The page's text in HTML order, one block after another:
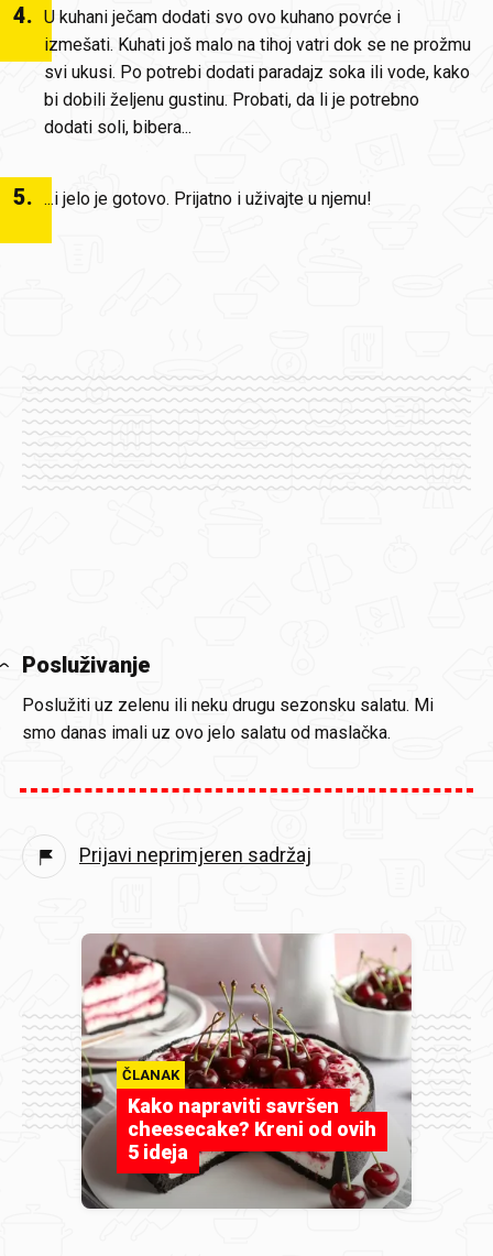
4. U kuhani ječam dodati svo ovo kuhano povrće i
izmešati. Kuhati još malo na tihoj vatri dok se ne prožmu
svi ukusi. Po potrebi dodati paradajz soka ili vode, kako
bi dobili željenu gustinu. Probati, da li je potrebno
dodati soli, bibera...
5. ...i jelo je gotovo. Prijatno i uživajte u njemu!
Posluživanje
Poslužiti uz zelenu ili neku drugu sezonsku salatu. Mi
smo danas imali uz ovo jelo salatu od maslačka.
Prijavi neprimjeren sadržaj
ČLANAK
Kako napraviti savršen
cheesecake? Kreni od ovih
5 ideja